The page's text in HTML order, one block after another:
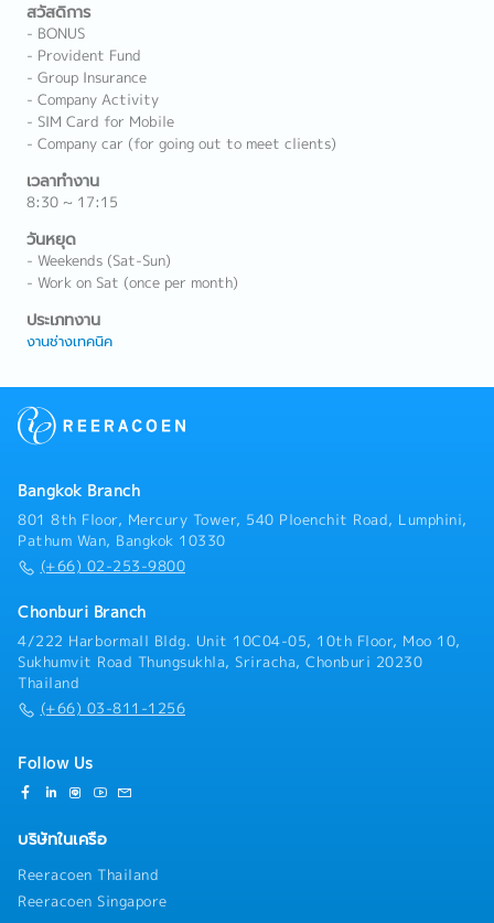
สวัสดิการ
- BONUS
- Provident Fund
- Group Insurance
- Company Activity
- SIM Card for Mobile
- Company car (for going out to meet clients)
เวลาทำงาน
8:30 ~ 17:15
วันหยุด
- Weekends (Sat-Sun)
- Work on Sat (once per month)
ประเภทงาน
งานช่างเทคนิค
Bangkok Branch
801 8th Floor, Mercury Tower, 540 Ploenchit Road, Lumphini,
Pathum Wan, Bangkok 10330
(+66) 02-253-9800
Chonburi Branch
4/222 Harbormall Bldg. Unit 10C04-05, 10th Floor, Moo 10,
Sukhumvit Road Thungsukhla, Sriracha, Chonburi 20230
Thailand
(+66) 03-811-1256
Follow Us
บริษัทในเครือ
Reeracoen Thailand
Reeracoen Singapore